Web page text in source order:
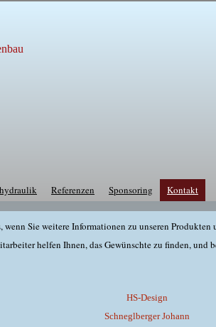
Referenzen Sponsoring Kontakt
wenn Sie weitere Informationen zu unseren
helfen Ihnen, das Gewünschte zu finden, und
HS-Design
Schneglberger Johann